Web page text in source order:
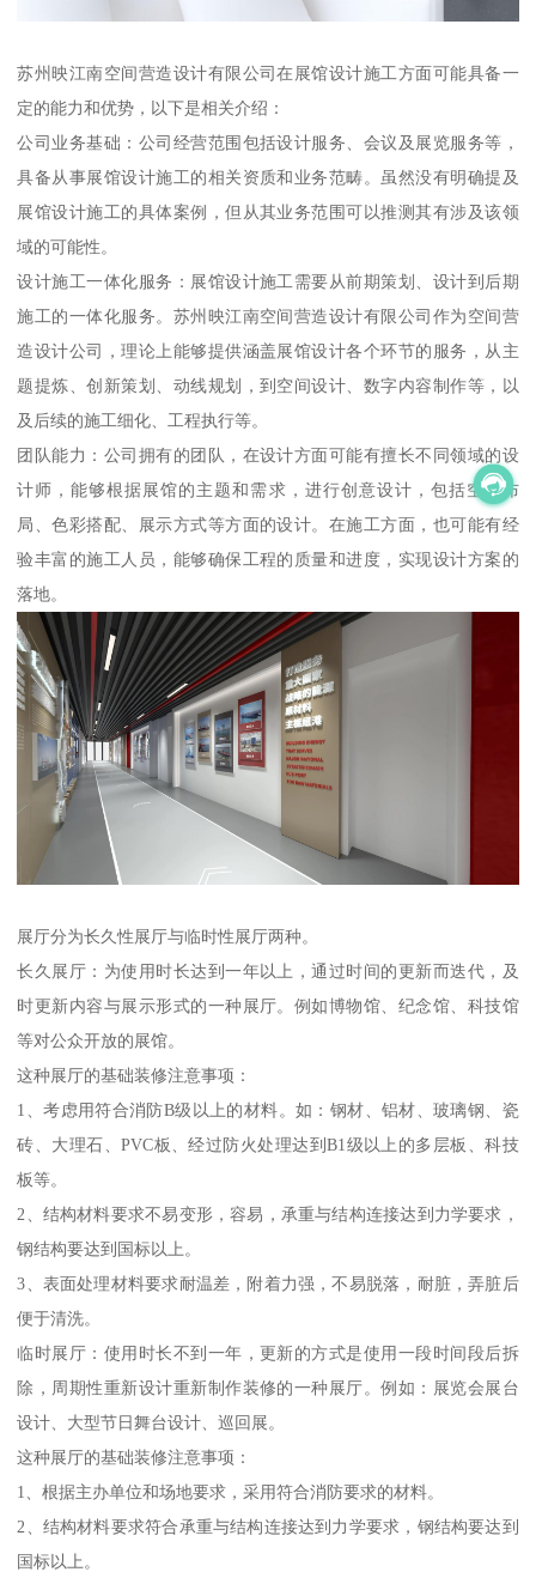
苏州映江南空间营造设计有限公司在展馆设计施工方面可能具备一
定的能力和优势，以下是相关介绍：
公司业务基础：公司经营范围包括设计服务、会议及展览服务等，
具备从事展馆设计施工的相关资质和业务范畴。虽然没有明确提及
展馆设计施工的具体案例，但从其业务范围可以推测其有涉及该领
域的可能性。
设计施工一体化服务：展馆设计施工需要从前期策划、设计到后期
施工的一体化服务。苏州映江南空间营造设计有限公司作为空间营
造设计公司，理论上能够提供涵盖展馆设计各个环节的服务，从主
题提炼、创新策划、动线规划，到空间设计、数字内容制作等，以
及后续的施工细化、工程执行等。
团队能力：公司拥有的团队，在设计方面可能有擅长不同领域的设
计师，能够根据展馆的主题和需求，进行创意设计，包括空间布
局、色彩搭配、展示方式等方面的设计。在施工方面，也可能有经
验丰富的施工人员，能够确保工程的质量和进度，实现设计方案的
落地。
展厅分为长久性展厅与临时性展厅两种。
长久展厅：为使用时长达到一年以上，通过时间的更新而迭代，及
时更新内容与展示形式的一种展厅。例如博物馆、纪念馆、科技馆
等对公众开放的展馆。
这种展厅的基础装修注意事项：
1、考虑用符合消防B级以上的材料。如：钢材、铝材、玻璃钢、瓷
砖、大理石、PVC板、经过防火处理达到B1级以上的多层板、科技
板等。
2、结构材料要求不易变形，容易，承重与结构连接达到力学要求，
钢结构要达到国标以上。
3、表面处理材料要求耐温差，附着力强，不易脱落，耐脏，弄脏后
便于清洗。
临时展厅：使用时长不到一年，更新的方式是使用一段时间段后拆
除，周期性重新设计重新制作装修的一种展厅。例如：展览会展台
设计、大型节日舞台设计、巡回展。
这种展厅的基础装修注意事项：
1、根据主办单位和场地要求，采用符合消防要求的材料。
2、结构材料要求符合承重与结构连接达到力学要求，钢结构要达到
国标以上。